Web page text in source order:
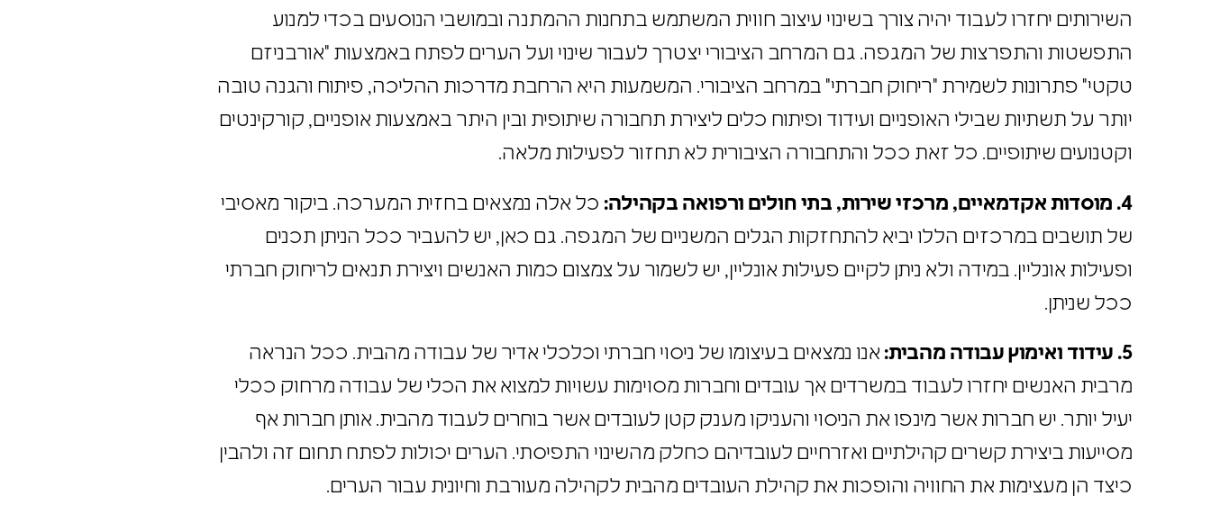
השירותים יחזרו לעבוד יהיה צורך בשינוי עיצוב חווית המשתמש בתחנות ההמתנה ובמושבי הנוסעים בכדי למנוע
התפשטות והתפרצות של המגפה. גם המרחב הציבורי יצטרך לעבור שינוי ועל הערים לפתח באמצעות "אורבניזם
טקטי" פתרונות לשמירת "ריחוק חברתי" במרחב הציבורי. המשמעות היא הרחבת מדרכות ההליכה, פיתוח והגנה טובה
יותר על תשתיות שבילי האופניים ועידוד ופיתוח כלים ליצירת תחבורה שיתופית ובין היתר באמצעות אופניים, קורקינטים
וקטנועים שיתופיים. כל זאת ככל והתחבורה הציבורית לא תחזור לפעילות מלאה.
4. מוסדות אקדמאיים, מרכזי שירות, בתי חולים ורפואה בקהילה:
כל אלה נמצאים בחזית המערכה. ביקור מאסיבי
של תושבים במרכזים הללו יביא להתחזקות הגלים המשניים של המגפה. גם כאן, יש להעביר ככל הניתן תכנים
ופעילות אונליין. במידה ולא ניתן לקיים פעילות אונליין, יש לשמור על צמצום כמות האנשים ויצירת תנאים לריחוק חברתי
ככל שניתן.
5. עידוד ואימוץ עבודה מהבית:
אנו נמצאים בעיצומו של ניסוי חברתי וכלכלי אדיר של עבודה מהבית. ככל הנראה
מרבית האנשים יחזרו לעבוד במשרדים אך עובדים וחברות מסוימות עשויות למצוא את הכלי של עבודה מרחוק ככלי
יעיל יותר. יש חברות אשר מינפו את הניסוי והעניקו מענק קטן לעובדים אשר בוחרים לעבוד מהבית. אותן חברות אף
מסייעות ביצירת קשרים קהילתיים ואזרחיים לעובדיהם כחלק מהשינוי התפיסתי. הערים יכולות לפתח תחום זה ולהבין
כיצד הן מעצימות את החוויה והופכות את קהילת העובדים מהבית לקהילה מעורבת וחיונית עבור הערים.